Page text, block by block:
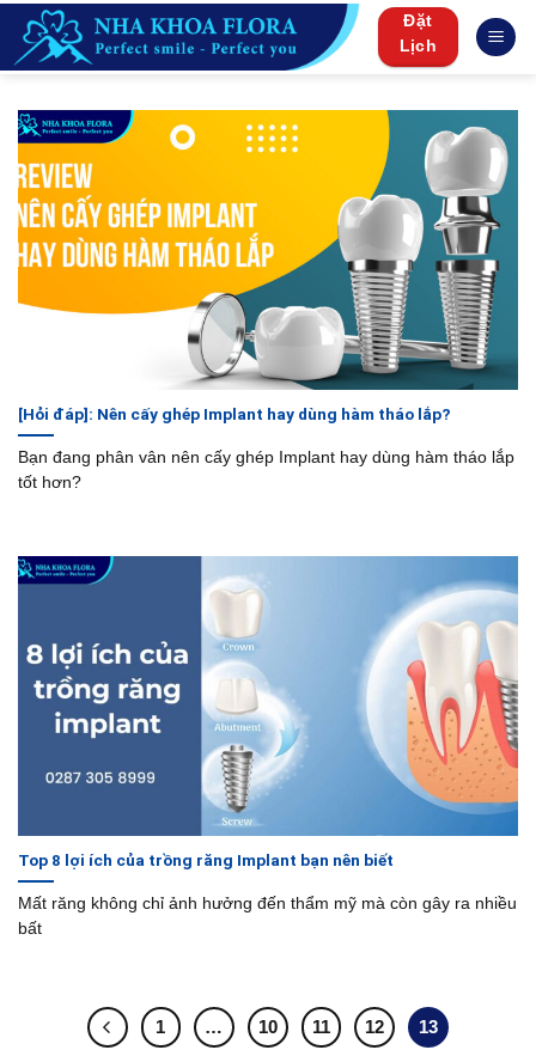
content
Đặt
Lịch
[Hỏi đáp]: Nên cấy ghép Implant hay dùng hàm tháo lắp?
Bạn đang phân vân nên cấy ghép Implant hay dùng hàm tháo lắp
tốt hơn?
Top 8 lợi ích của trồng răng Implant bạn nên biết
Mất răng không chỉ ảnh hưởng đến thẩm mỹ mà còn gây ra nhiều
bất
1 … 10 11 12 13